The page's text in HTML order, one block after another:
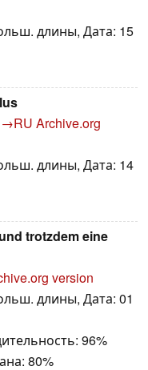
длины, Дата: 15
Archive.org
длины, Дата: 14
trotzdem eine
version
длины, Дата: 01
96%
80%